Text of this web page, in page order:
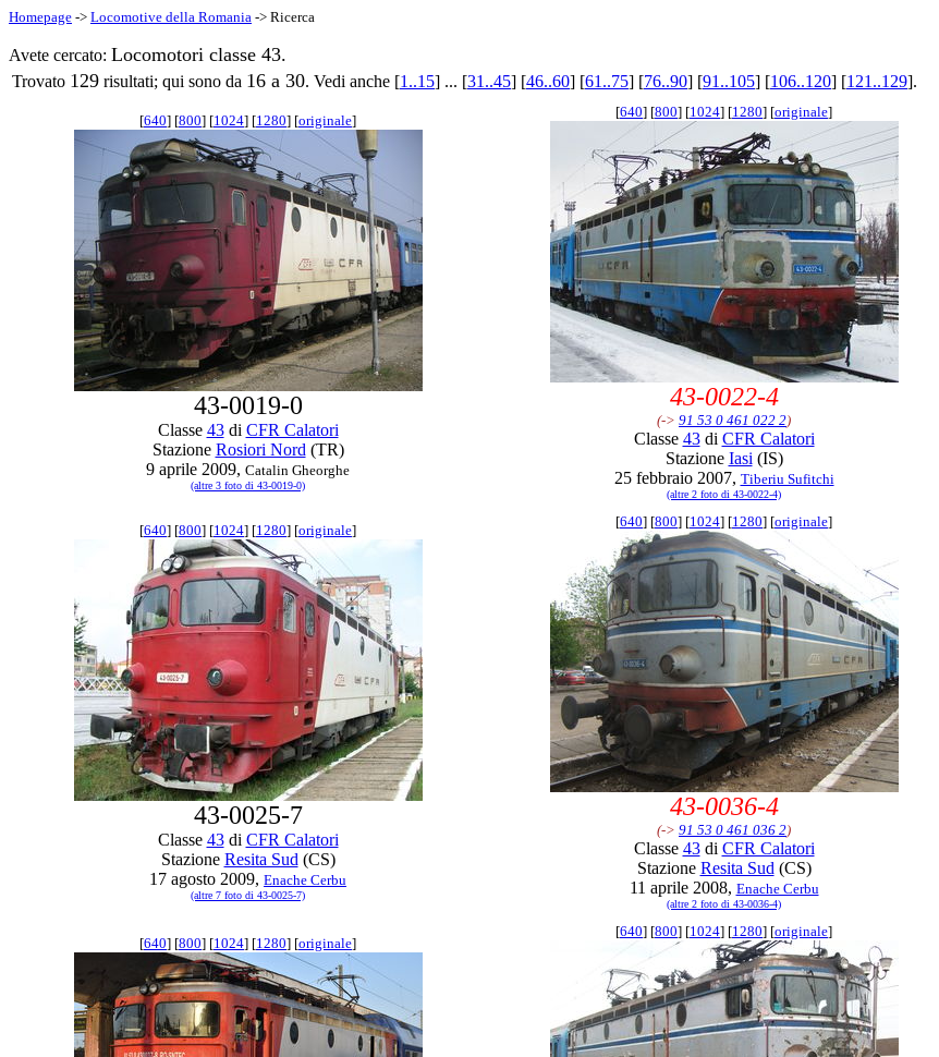
Homepage -> Locomotive della Romania -> Ricerca
Avete cercato: Locomotori classe 43.
Trovato 129 risultati; qui sono da 16 a 30. Vedi anche [1..15] ... [31..45] [46..60] [61..75] [76..90] [91..105] [106..120] [121..129].
[640] [800] [1024] [1280] [originale]
43-0019-0
Classe 43di CFR Calatori
Stazione Rosiori Nord (TR)
9 aprile 2009, Catalin Gheorghe
(altre 3 foto di 43-0019-0)
[640] [800] [1024] [1280] [originale]
43-0022-4
(-> 91 53 0 461 022 2)
Classe 43di CFR Calatori
Stazione Iasi (IS)
25 febbraio 2007, Tiberiu Sufitchi
(altre 2 foto di 43-0022-4)
[640] [800] [1024] [1280] [originale]
43-0025-7
Classe 43di CFR Calatori
Stazione Resita Sud (CS)
17 agosto 2009, Enache Cerbu
(altre 7 foto di 43-0025-7)
[640] [800] [1024] [1280] [originale]
43-0036-4
(-> 91 53 0 461 036 2)
Classe 43di CFR Calatori
Stazione Resita Sud (CS)
11 aprile 2008, Enache Cerbu
(altre 2 foto di 43-0036-4)
[640] [800] [1024] [1280] [originale]
[640] [800] [1024] [1280] [originale]